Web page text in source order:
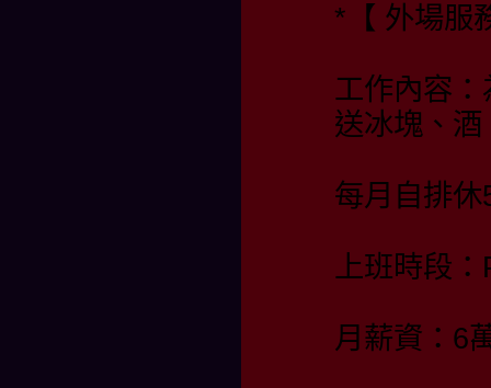
*【 外場服
工作內容
送冰塊、
每月自排休
上班時段
月薪資：6